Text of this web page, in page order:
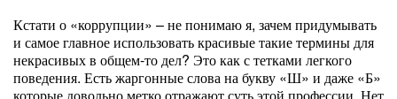
Кстати о «коррупции» – не понимаю я, зачем придумывать
и самое главное использовать красивые такие термины для
некрасивых в общем-то дел? Это как с тетками легкого
поведения. Есть жаргонные слова на букву «Ш» и даже «Б»